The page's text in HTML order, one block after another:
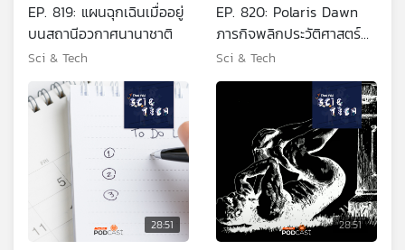
EP. 819: แผนฉุกเฉินเมื่ออยู่
บนสถานีอวกาศนานาชาติ
Sci & Tech
EP. 820: Polaris Dawn
ภารกิจพลิกประวัติศาสตร์
อวกาศ
Sci & Tech
28:51 28:51